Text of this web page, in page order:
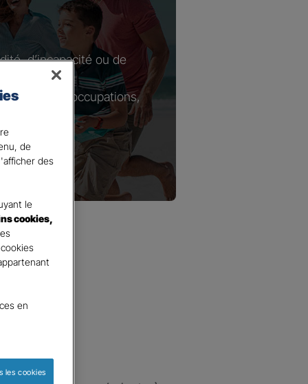
d’incapacité ou de
de vos préoccupations,
de
des
le
cookies,
en
les cookies